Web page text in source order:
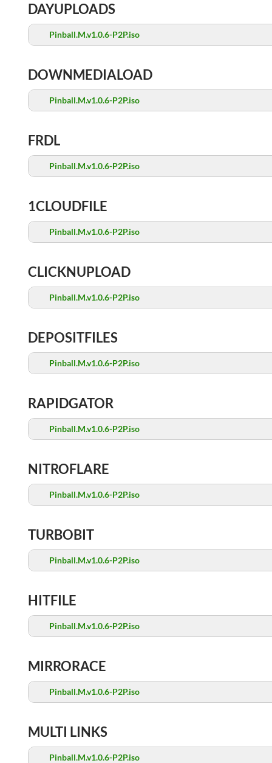
DAYUPLOADS
Pinball.M.v1.0.6-P2P.iso
DOWNMEDIALOAD
Pinball.M.v1.0.6-P2P.iso
FRDL
Pinball.M.v1.0.6-P2P.iso
1CLOUDFILE
Pinball.M.v1.0.6-P2P.iso
CLICKNUPLOAD
Pinball.M.v1.0.6-P2P.iso
DEPOSITFILES
Pinball.M.v1.0.6-P2P.iso
RAPIDGATOR
Pinball.M.v1.0.6-P2P.iso
NITROFLARE
Pinball.M.v1.0.6-P2P.iso
TURBOBIT
Pinball.M.v1.0.6-P2P.iso
HITFILE
Pinball.M.v1.0.6-P2P.iso
MIRRORACE
Pinball.M.v1.0.6-P2P.iso
MULTI LINKS
Pinball.M.v1.0.6-P2P.iso